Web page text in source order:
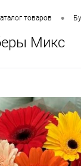
товаров •
Микс